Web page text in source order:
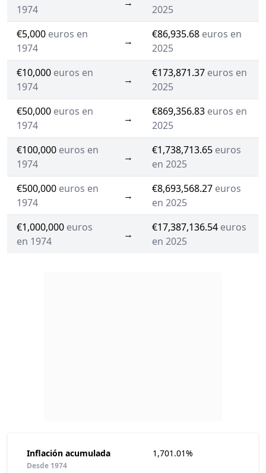
1974
2025
€5,000 euros en
1974
→
€86,935.68 euros en
2025
€10,000 euros en
1974
→
€173,871.37 euros en
2025
€50,000 euros en
1974
→
€869,356.83 euros en
2025
€100,000 euros en
1974
→
€1,738,713.65 euros
en 2025
€500,000 euros en
1974
→
€8,693,568.27 euros
en 2025
€1,000,000 euros
en 1974
→
€17,387,136.54 euros
en 2025
Inflación acumulada
Desde 1974
1,701.01%